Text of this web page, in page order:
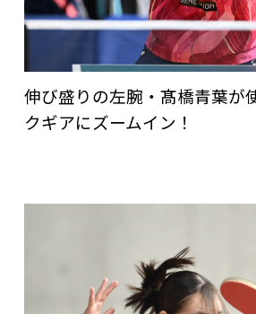
伸び盛りの左腕・髙橋青葉が
クギアにズームイン！